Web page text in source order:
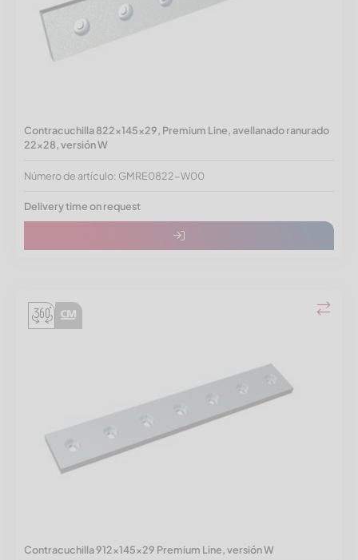
Contracuchilla 822x145x29, Premium Line, avellanado ranurado
22x28, versión W
Número de artículo: GMRE0822-W00
Delivery time on request
Contracuchilla 912x145x29 Premium Line, versión W